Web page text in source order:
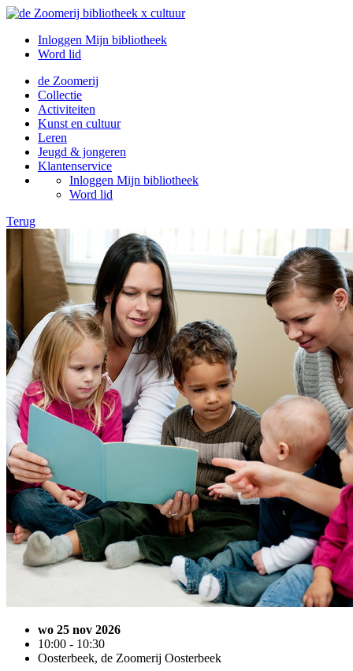
Inloggen Mijn bibliotheek
Word lid
de Zoomerij
Collectie
Activiteiten
Kunst en cultuur
Leren
Jeugd & jongeren
Klantenservice
Inloggen Mijn bibliotheek
Word lid
Terug
wo 25 nov 2026
10:00 - 10:30
Oosterbeek, de Zoomerij Oosterbeek